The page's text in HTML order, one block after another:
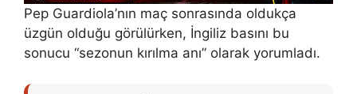
Pep Guardiola’nın maç sonrasında oldukça
üzgün olduğu görülürken, İngiliz basını bu
sonucu “sezonun kırılma anı” olarak yorumladı.